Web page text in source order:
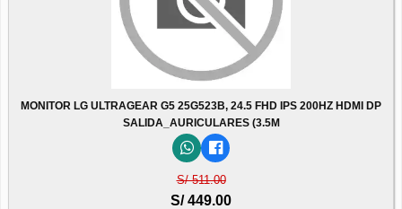
MONITOR LG ULTRAGEAR G5 25G523B, 24.5 FHD IPS 200HZ HDMI DP
SALIDA_AURICULARES (3.5M
S/ 511.00
S/ 449.00